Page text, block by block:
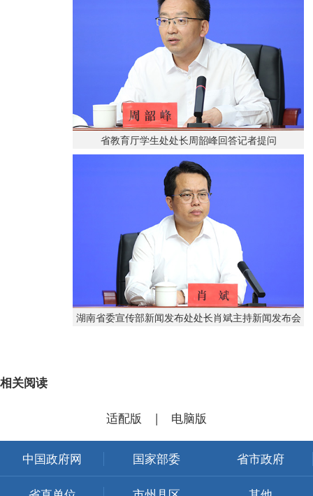
省教育厅学生处处长周韶峰回答记者提问
湖南省委宣传部新闻发布处处长肖斌主持新闻发布会
相关阅读
适配版 | 电脑版
中国政府网 国家部委 省市政府